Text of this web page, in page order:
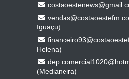
Iguaçu)
Helena)
(Medianeira)